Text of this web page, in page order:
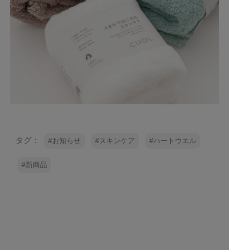
タグ： お知らせ スキンケア ハートウエル
新商品